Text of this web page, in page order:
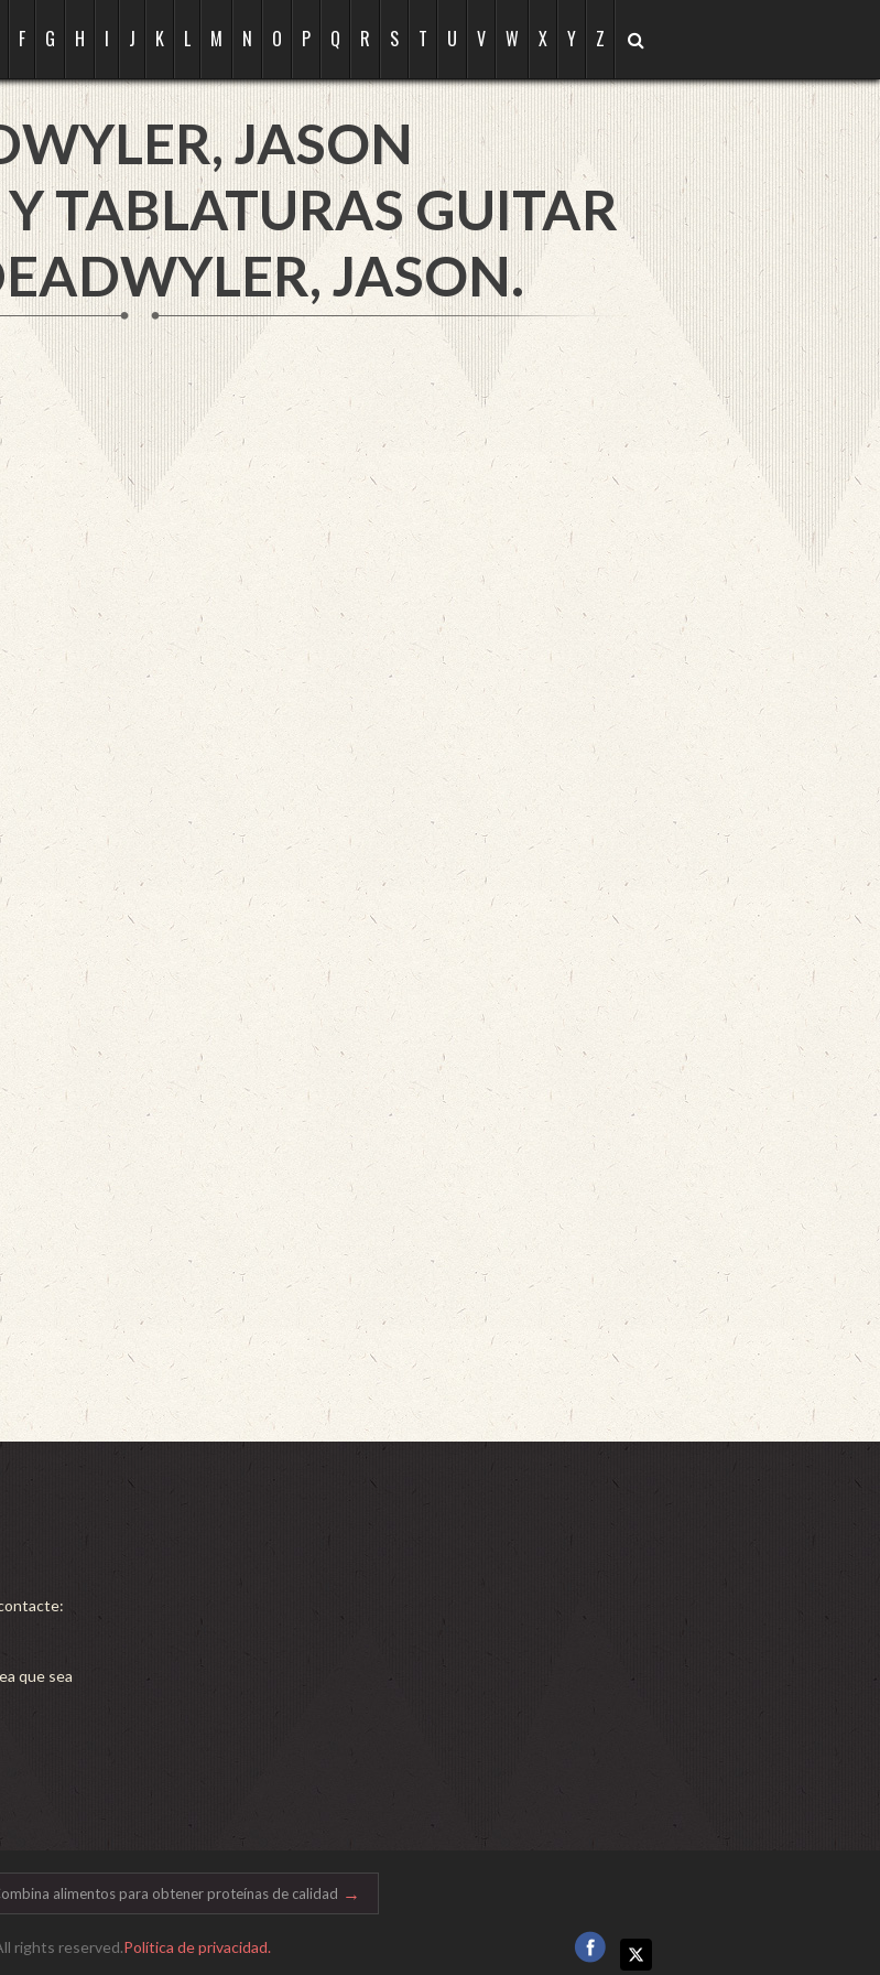
F G H I J K L M N O P Q R S T U V W X Y Z
JASON
TABLATURAS GUITAR
JASON.
que sea
alimentos para obtener proteínas de calidad →
rights reserved.Política de privacidad.